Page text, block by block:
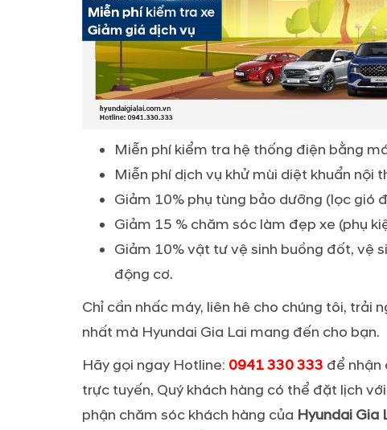
Miễn phí kiểm tra hệ thống điện bằng
Miễn phí dịch vụ khử mùi diệt khuẩn nội
Giảm 10% phụ tùng bảo dưỡng (lọc gió
Giảm 15 % chăm sóc làm đẹp xe (phụ
Giảm 10% vật tư vệ sinh buồng đốt, vệ
động cơ.
Chỉ cần nhấc máy, liên hê cho chúng tôi, trải
nhất mà Hyundai Gia Lai mang đến cho bạn.
Hãy gọi ngay Hotline: 0941 330 333 để nhận
trực tuyến, Quý khách hàng có thể đặt lịch
phận chăm sóc khách hàng của Hyundai Gia